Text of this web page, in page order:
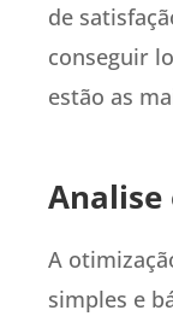
de
conseguir
estão as
Analise
A
simples e